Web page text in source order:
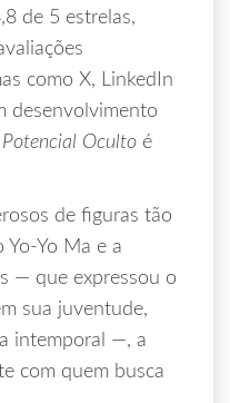
de 5 estrelas,
como X, LinkedIn
desenvolvimento
Potencial Oculto é
de figuras tão
Yo Ma e a
— que expressou o
sua juventude,
intemporal —, a
com quem busca